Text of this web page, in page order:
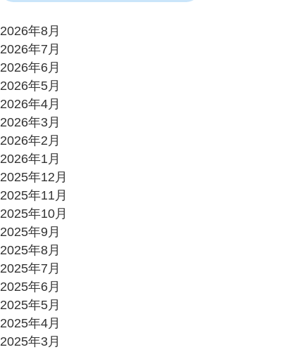
2026年8月
2026年7月
2026年6月
2026年5月
2026年4月
2026年3月
2026年2月
2026年1月
2025年12月
2025年11月
2025年10月
2025年9月
2025年8月
2025年7月
2025年6月
2025年5月
2025年4月
2025年3月